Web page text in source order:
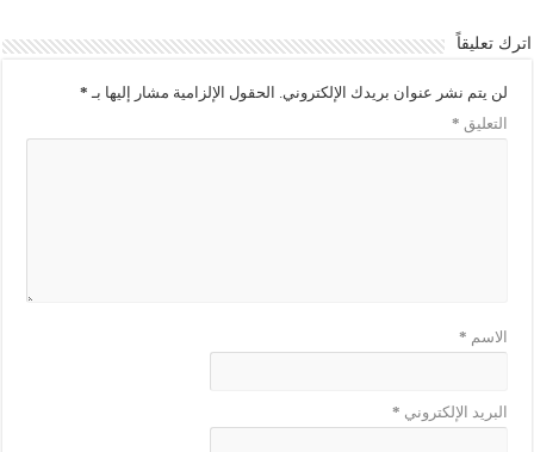
اترك تعليقاً
لن يتم نشر عنوان بريدك الإلكتروني. الحقول الإلزامية مشار إليها بـ *
التعليق *
الاسم *
البريد الإلكتروني *